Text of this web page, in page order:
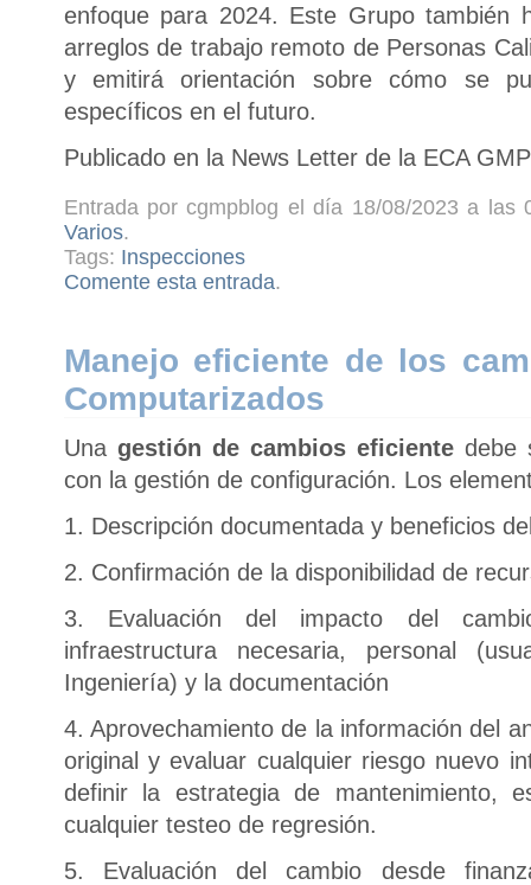
enfoque para 2024. Este Grupo también
arreglos de trabajo remoto de Personas
y emitirá orientación sobre cómo se
específicos en el futuro.
Publicado en la News Letter de la ECA
Entrada por cgmpblog el día 18/08/2023 a
Varios.
Tags: Inspecciones
Comente esta entrada.
Manejo eficiente de los
Computarizados
Una gestión de cambios eficientedebe
con la gestión de configuración. Los
1. Descripción documentada y beneficios
2. Confirmación de la disponibilidad de
3. Evaluación del impacto del
infraestructura necesaria, personal
Ingeniería) y la documentación
4. Aprovechamiento de la información del
original y evaluar cualquier riesgo nuevo
definir la estrategia de mantenimiento,
cualquier testeo de regresión.
5. Evaluación del cambio desde